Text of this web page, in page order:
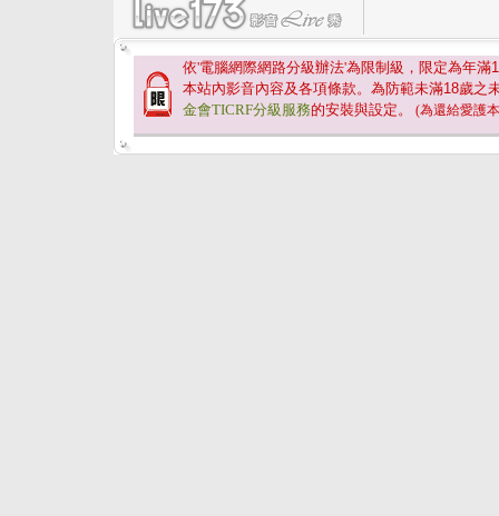
依'電腦網際網路分級辦法'為限制級，限定為年滿
本站內影音內容及各項條款。為防範未滿18歲之
金會TICRF分級服務的安裝與設定。 (為還給愛護